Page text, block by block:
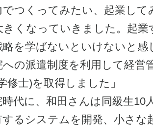
でつくってみたい、起業して
きくなっていきました。起
略を学ばないといけないと感
の派遣制度を利用して経営
修士)を取得しました」
代に、和田さんは同級生10
するシステムを開発、小さな